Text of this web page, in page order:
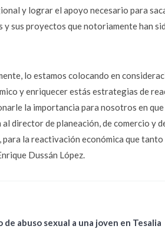
y lograr el apoyo necesario para
sus proyectos que notoriamente han
lo estamos colocando en
y enriquecer estás estrategias de
la importancia para nosotros en
director de planeación, de comercio y
la reactivación económica que
Dussán López.
abuso sexual a una joven en Tesalia